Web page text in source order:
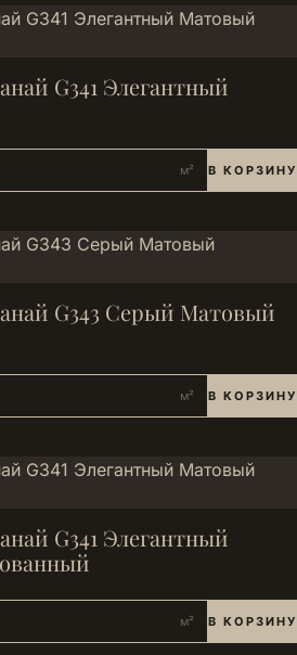
G341 Элегантный
м² В КОРЗИНУ
G343 Серый Матовый
м² В КОРЗИНУ
G341 Элегантный
м² В КОРЗИНУ